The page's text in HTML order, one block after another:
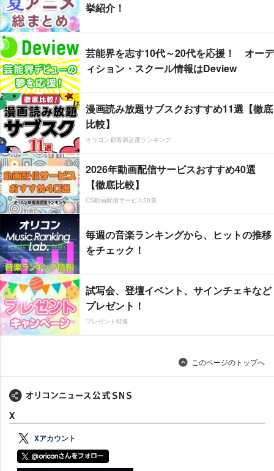
挙紹介！
芸能界を志す10代～20代を応援！ オーデ
ィション・スクール情報はDeview
漫画読み放題サブスクおすすめ11選【徹底
比較】
オリコン顧客満足度ランキング
2026年動画配信サービスおすすめ40選
【徹底比較】
CS動画配信サービス20選
毎週の音楽ランキングから、ヒットの推移
をチェック！
試写会、登壇イベント、サインチェキなど
プレゼント！
プレゼント特集
このページのトップへ
X
Xアカウント